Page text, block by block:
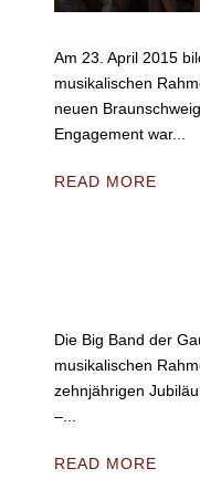
Am 23. April 2015
musikalischen
neuen
Engagement war...
READ MORE
Die Big Band der
musikalischen
zehnjährigen
–...
READ MORE